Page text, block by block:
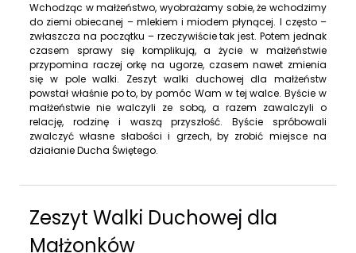
Wchodząc w małżeństwo, wyobrażamy sobie, że wchodzimy
do ziemi obiecanej – mlekiem i miodem płynącej. I często –
zwłaszcza na początku – rzeczywiście tak jest. Potem jednak
czasem sprawy się komplikują, a życie w małżeństwie
przypomina raczej orkę na ugorze, czasem nawet zmienia
się w pole walki. Zeszyt walki duchowej dla małżeństw
powstał właśnie po to, by pomóc Wam w tej walce. Byście w
małżeństwie nie walczyli ze sobą, a razem zawalczyli o
relację, rodzinę i waszą przyszłość. Byście spróbowali
zwalczyć własne słabości i grzech, by zrobić miejsce na
działanie Ducha Świętego.
Zeszyt Walki Duchowej dla
Małżonków